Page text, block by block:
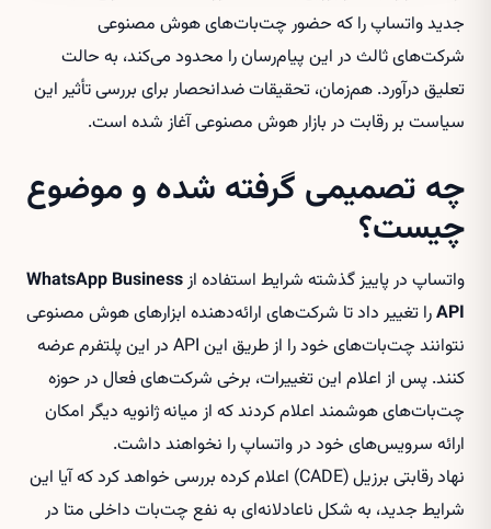
جدید واتساپ را که حضور چت‌بات‌های هوش مصنوعی
شرکت‌های ثالث در این پیام‌رسان را محدود می‌کند، به حالت
تعلیق درآورد. هم‌زمان، تحقیقات ضدانحصار برای بررسی تأثیر این
سیاست بر رقابت در بازار هوش مصنوعی آغاز شده است.
چه تصمیمی گرفته شده و موضوع
چیست؟
واتساپ در پاییز گذشته شرایط استفاده ازWhatsApp Business
APIرا تغییر داد تا شرکت‌های ارائه‌دهنده ابزارهای هوش مصنوعی
نتوانند چت‌بات‌های خود را از طریق این API در این پلتفرم عرضه
کنند. پس از اعلام این تغییرات، برخی شرکت‌های فعال در حوزه
چت‌بات‌های هوشمند اعلام کردند که از میانه ژانویه دیگر امکان
ارائه سرویس‌های خود در واتساپ را نخواهند داشت.
نهاد رقابتی برزیل (CADE) اعلام کرده بررسی خواهد کرد که آیا این
شرایط جدید، به شکل ناعادلانه‌ای به نفع چت‌بات داخلی متا در